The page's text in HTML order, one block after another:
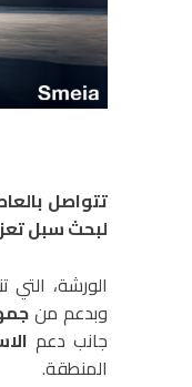
لبحث سبل
الورشة، التي
وبدعم من
جانب دعم
المنطقة.